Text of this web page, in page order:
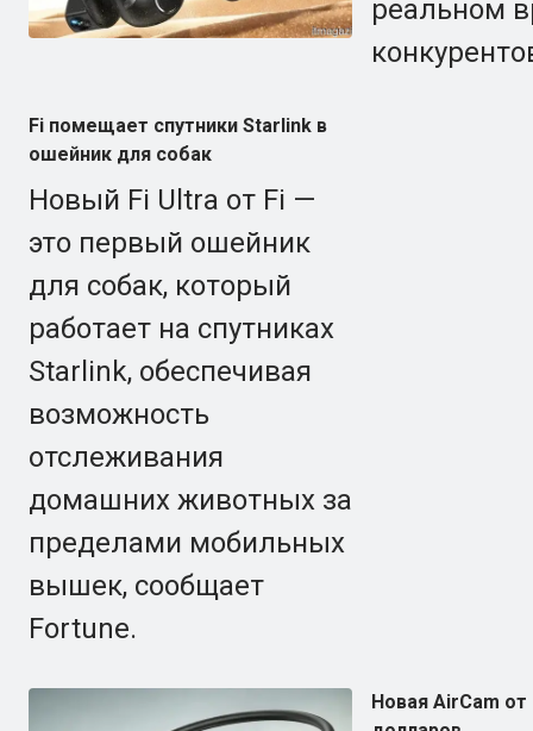
реальном
Fi помещает спутники Starlink в
ошейник для собак
Новый Fi Ultra от Fi —
это первый ошейник
для собак, который
работает на спутниках
Starlink, обеспечивая
возможность
отслеживания
домашних животных за
пределами мобильных
вышек, сообщает
Fortune.
Новая AirCam